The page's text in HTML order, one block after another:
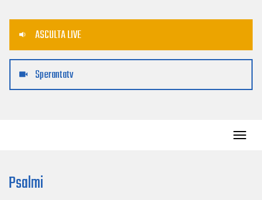
ASCULTA LIVE
Sperantatv
Psalmi